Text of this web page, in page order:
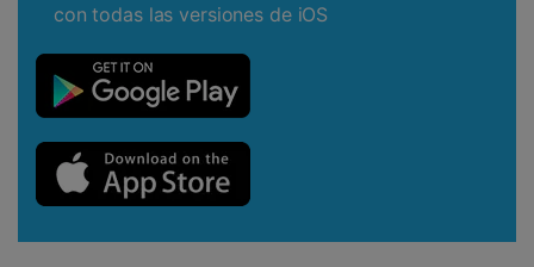
con todas las versiones de iOS